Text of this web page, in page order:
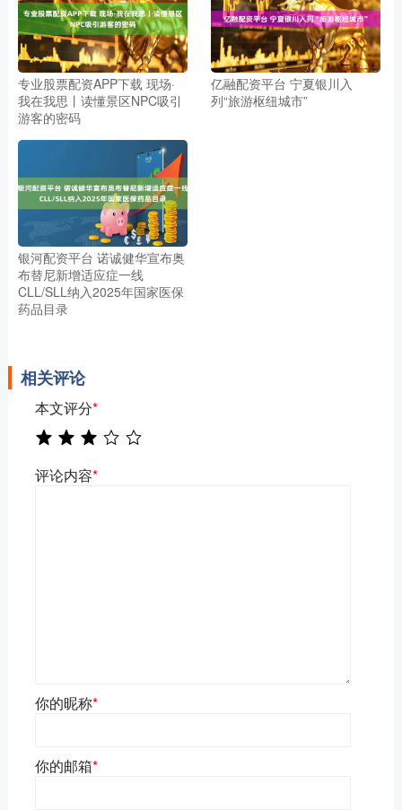
专业股票配资APP下载 现场·
我在我思丨读懂景区NPC吸引
游客的密码
亿融配资平台 宁夏银川入
列“旅游枢纽城市”
银河配资平台 诺诚健华宣布奥
布替尼新增适应症一线
CLL/SLL纳入2025年国家医保
药品目录
相关评论
本文评分*
评论内容*
你的昵称*
你的邮箱*